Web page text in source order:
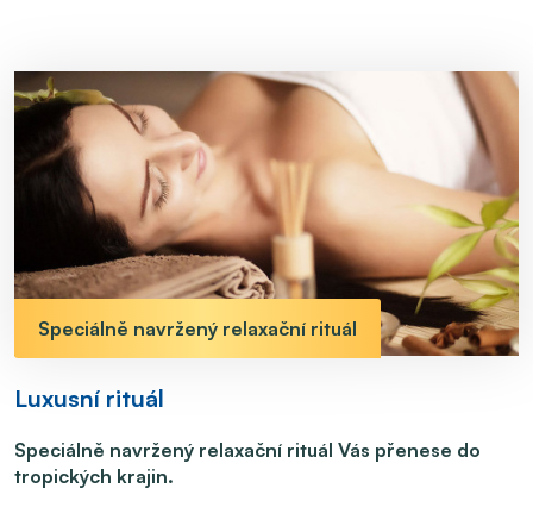
Speciálně navržený relaxační rituál
Luxusní rituál
Speciálně navržený relaxační rituál Vás přenese do
tropických krajin.